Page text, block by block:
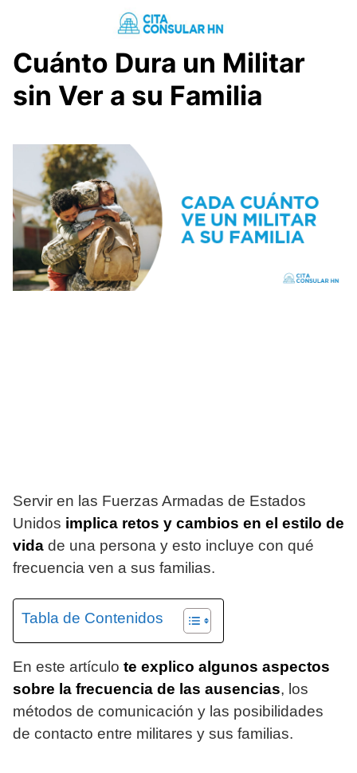
Cuánto Dura un Militar
sin Ver a su Familia
Servir en las Fuerzas Armadas de Estados
Unidos implica retos y cambios en el estilo de
vida de una persona y esto incluye con qué
frecuencia ven a sus familias.
Tabla de Contenidos
En este artículo te explico algunos aspectos
sobre la frecuencia de las ausencias, los
métodos de comunicación y las posibilidades
de contacto entre militares y sus familias.